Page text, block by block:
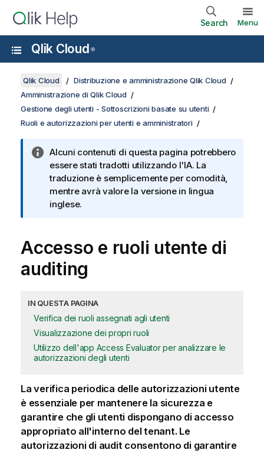
Search Menu
Qlik Cloud ®
Qlik Cloud
Distribuzione e amministrazione Qlik Cloud
Amministrazione di Qlik Cloud
Gestione degli utenti - Sottoscrizioni basate su utenti
Ruoli e autorizzazioni per utenti e amministratori
Alcuni contenuti di questa pagina potrebbero
essere stati tradotti utilizzando l'IA. La
traduzione è semplicemente per comodità,
mentre avrà valore la versione in lingua
inglese.
Accesso e ruoli utente di
auditing
IN QUESTA PAGINA
Verifica dei ruoli assegnati agli utenti
Visualizzazione dei propri ruoli
Utilizzo dell'app Access Evaluator per analizzare le
autorizzazioni degli utenti
La verifica periodica delle autorizzazioni utente
è essenziale per mantenere la sicurezza e
garantire che gli utenti dispongano di accesso
appropriato all'interno del tenant. Le
autorizzazioni di audit consentono di garantire